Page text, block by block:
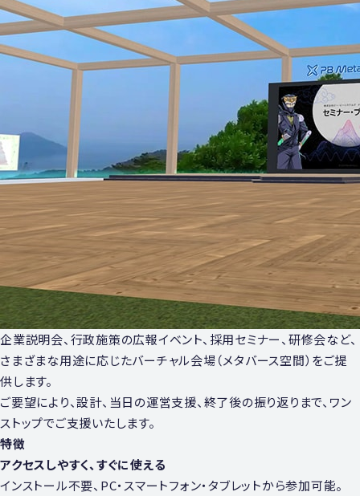
企業説明会、⾏政施策の広報イベント、採⽤セミナー、研修会など、
さまざまな⽤途に応じたバーチャル会場（メタバース空間）をご提
供します。
ご要望により、設計、当⽇の運営⽀援、終了後の振り返りまで、ワン
ストップでご⽀援いたします。
特徴
アクセスしやすく、すぐに使える
インストール不要、PC・スマートフォン・タブレットから参加可能。